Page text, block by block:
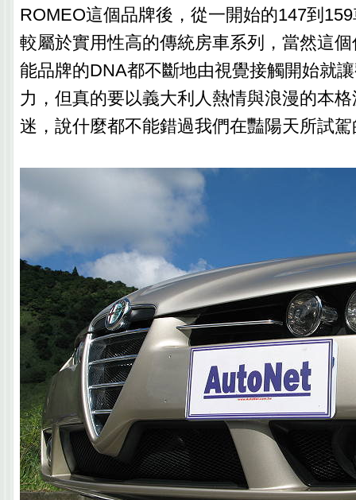
ROMEO這個品牌後，從一開始的147到
較屬於實用性高的傳統房車系列，當然這
能品牌的DNA都不斷地由視覺接觸開始就
力，但真的要以義大利人熱情與浪漫的本
迷，說什麼都不能錯過我們在豔陽天所試